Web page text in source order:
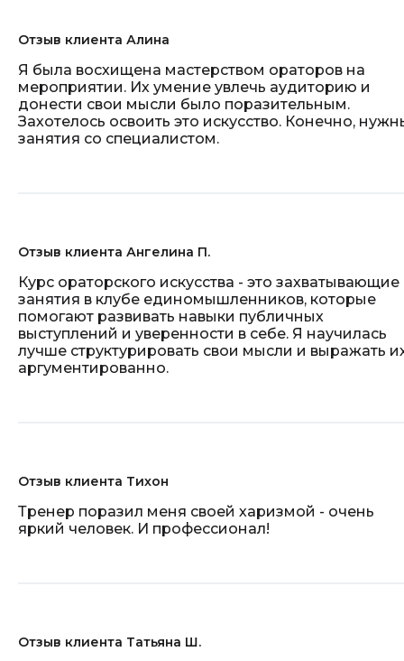
Отзыв клиента Алина
Я была восхищена мастерством ораторов на
мероприятии. Их умение увлечь аудиторию и
донести свои мысли было поразительным.
Захотелось освоить это искусство. Конечно,
занятия со специалистом.
Отзыв клиента Ангелина П.
Курс ораторского искусства - это захватывающие
занятия в клубе единомышленников, которые
помогают развивать навыки публичных
выступлений и уверенности в себе. Я научилась
лучше структурировать свои мысли и выражать
аргументированно.
Отзыв клиента Тихон
Тренер поразил меня своей харизмой - очень
яркий человек. И профессионал!
Отзыв клиента Татьяна Ш.